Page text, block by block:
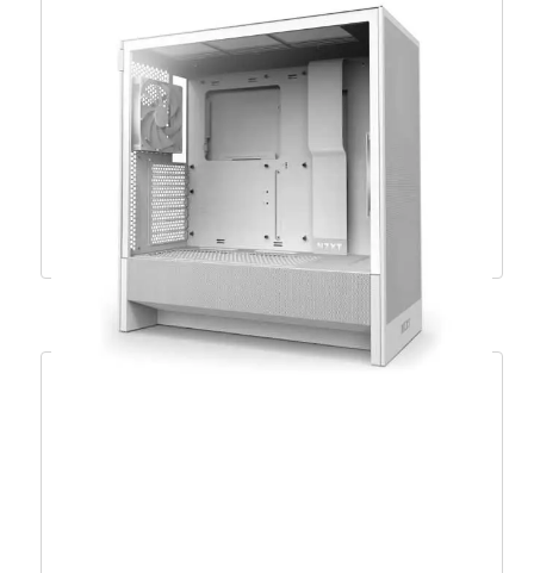
Fractal Era 2 Charcoal Gray, mITX, PCIe 4.0 –
FD-C-ERA2N-02
222,45
Dodaj u košaricu